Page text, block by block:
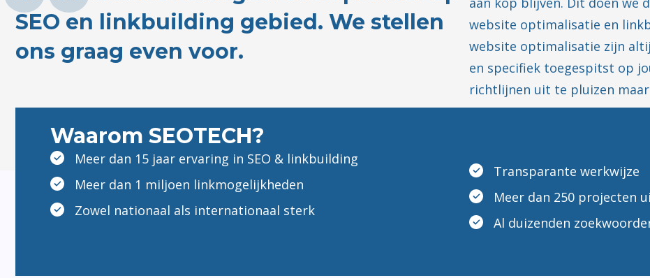
SEO en linkbuilding gebied. We stellen
ons graag even voor.
website optimalisatie en
website optimalisatie zijn
en specifiek toegespitst op
richtlijnen uit te pluizen
Waarom SEOTECH?
Meer dan 15 jaar ervaring in SEO & linkbuilding
Meer dan 1 miljoen linkmogelijkheden
Zowel nationaal als internationaal sterk
Transparante werkwijze
Meer dan 250 projecten
Al duizenden